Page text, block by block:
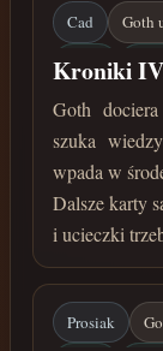
Cad Goth
Lupis
lipiec 34 roku
Kroniki
Goth
szuka
wpada w
Dalsze karty
i ucieczki
Prosiak